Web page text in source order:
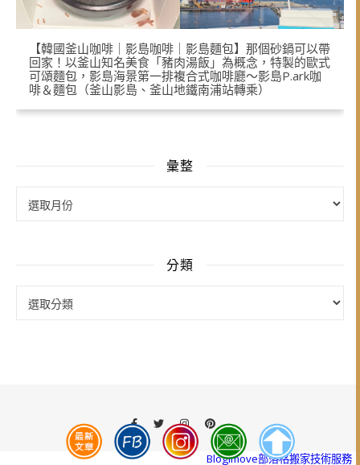
【韓國釜山咖啡｜影島咖啡｜影島麵包】那個砂鍋可以帶
回家！以釜山知名美食「豬肉湯飯」為概念，特製的歐式
可頌麵包，影島海景第一排複合式咖啡廳～影島P.ark咖
啡＆麵包（釜山影島、釜山地鐵南浦站轉乘）
彙整
分類
Blogimove部落格搬家技術服務